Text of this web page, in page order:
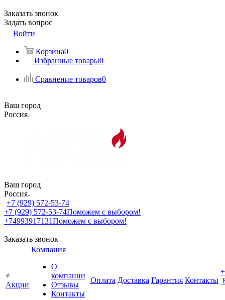
Заказать звонок
Задать вопрос
Войти
Корзина0
Избранные товары0
Сравнение товаров0
Ваш город
Россия
Ваш город
Россия
+7 (929) 572-53-74
+7 (929) 572-53-74Поможем с выбором!
+74993917131Поможем с выбором!
Заказать звонок
Акции
Компания
О
компании
Отзывы
Контакты
Оплата Доставка Гарантия Контакты
+